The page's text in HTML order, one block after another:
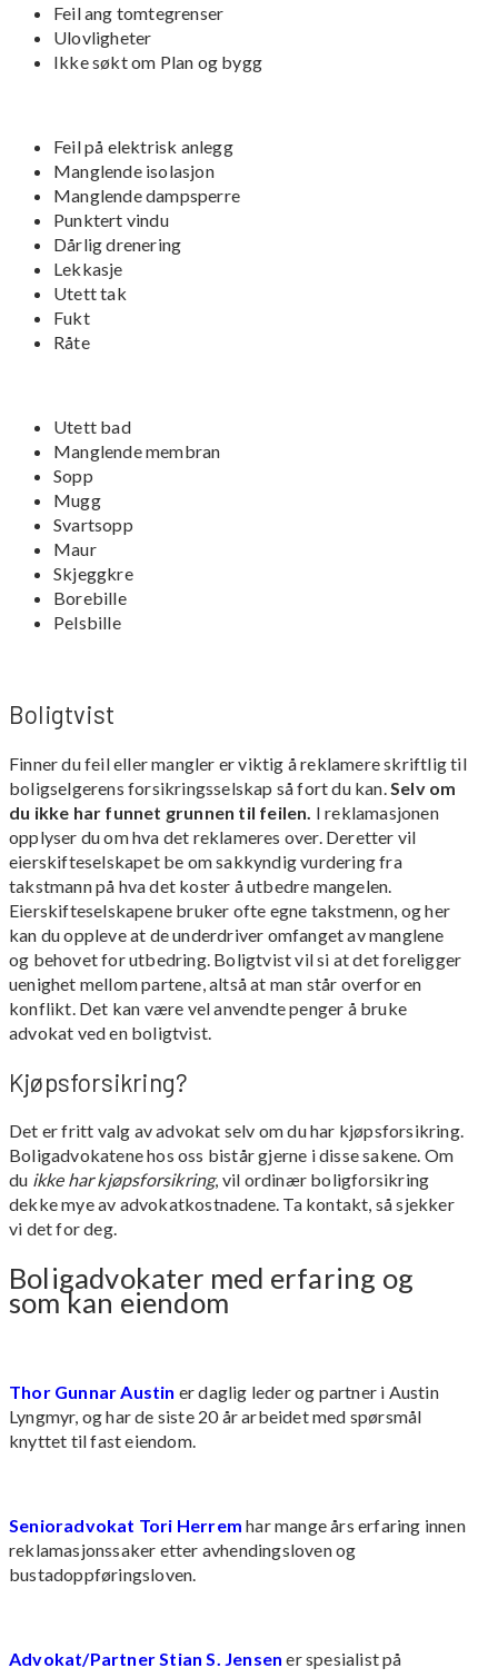
Feil ang tomtegrenser
Ulovligheter
Ikke søkt om Plan og bygg
Feil på elektrisk anlegg
Manglende isolasjon
Manglende dampsperre
Punktert vindu
Dårlig drenering
Lekkasje
Utett tak
Fukt
Råte
Utett bad
Manglende membran
Sopp
Mugg
Svartsopp
Maur
Skjeggkre
Borebille
Pelsbille
Boligtvist
Finner du feil eller mangler er viktig å reklamere skriftlig til
boligselgerens forsikringsselskap så fort du kan. Selv om
du ikke har funnet grunnen til feilen. I reklamasjonen
opplyser du om hva det reklameres over. Deretter vil
eierskifteselskapet be om sakkyndig vurdering fra
takstmann på hva det koster å utbedre mangelen.
Eierskifteselskapene bruker ofte egne takstmenn, og her
kan du oppleve at de underdriver omfanget av manglene
og behovet for utbedring. Boligtvist vil si at det foreligger
uenighet mellom partene, altså at man står overfor en
konflikt. Det kan være vel anvendte penger å bruke
advokat ved en boligtvist.
Kjøpsforsikring?
Det er fritt valg av advokat selv om du har kjøpsforsikring.
Boligadvokatene hos oss bistår gjerne i disse sakene. Om
du ikke har kjøpsforsikring, vil ordinær boligforsikring
dekke mye av advokatkostnadene. Ta kontakt, så sjekker
vi det for deg.
Boligadvokater med erfaring og
som kan eiendom
Thor Gunnar Austin er daglig leder og partner i Austin
Lyngmyr, og har de siste 20 år arbeidet med spørsmål
knyttet til fast eiendom.
Senioradvokat Tori Herrem har mange års erfaring innen
reklamasjonssaker etter avhendingsloven og
bustadoppføringsloven.
Advokat/Partner Stian S. Jensen er spesialist på